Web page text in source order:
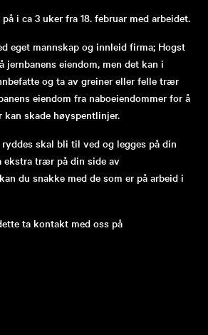
i ca 3 uker fra 18. februar med arbeidet.
eget mannskap og innleid firma; Hogst
jernbanens eiendom, men det kan i
og ta av greiner eller felle trær
eiendom fra naboeiendommer for å
skade høyspentlinjer.
skal bli til ved og legges på din
ekstra trær på din side av
du snakke med de som er på arbeid i
ta kontakt med oss på